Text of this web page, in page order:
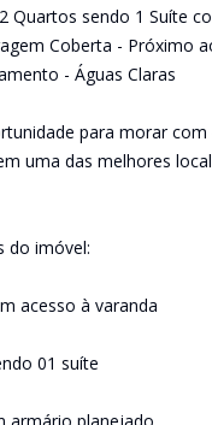
Quartos sendo 1 Suíte
Coberta - Próximo
- Águas Claras
para morar
uma das melhores
do imóvel:
acesso à varanda
01 suíte